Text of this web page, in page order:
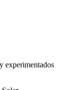
experimentados